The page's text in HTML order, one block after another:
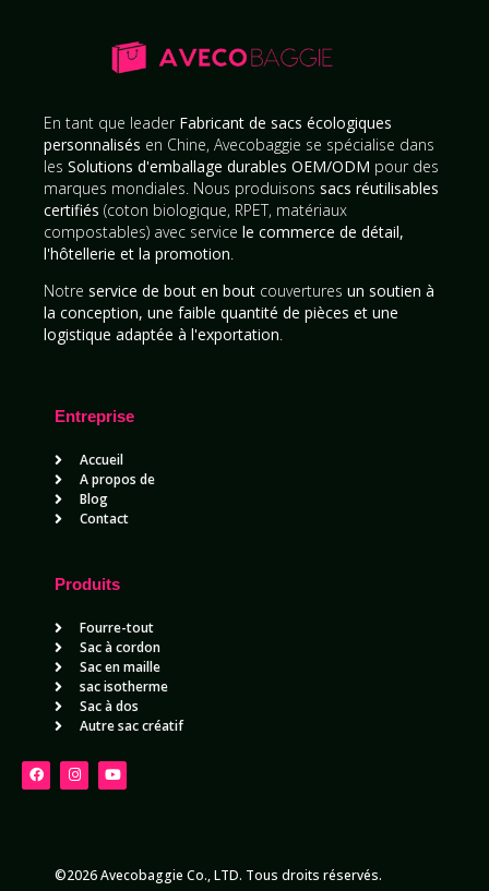
En tant que leader Fabricant de sacs écologiques
personnalisés en Chine, Avecobaggie se spécialise dans
les Solutions d'emballage durables OEM/ODM pour des
marques mondiales. Nous produisons sacs réutilisables
certifiés (coton biologique, RPET, matériaux
compostables) avec service le commerce de détail,
l'hôtellerie et la promotion.
Notre service de bout en bout couvertures un soutien à
la conception, une faible quantité de pièces et une
logistique adaptée à l'exportation.
Entreprise
Accueil
A propos de
Blog
Contact
Produits
Fourre-tout
Sac à cordon
Sac en maille
sac isotherme
Sac à dos
Autre sac créatif
©2026 Avecobaggie Co., LTD. Tous droits réservés.